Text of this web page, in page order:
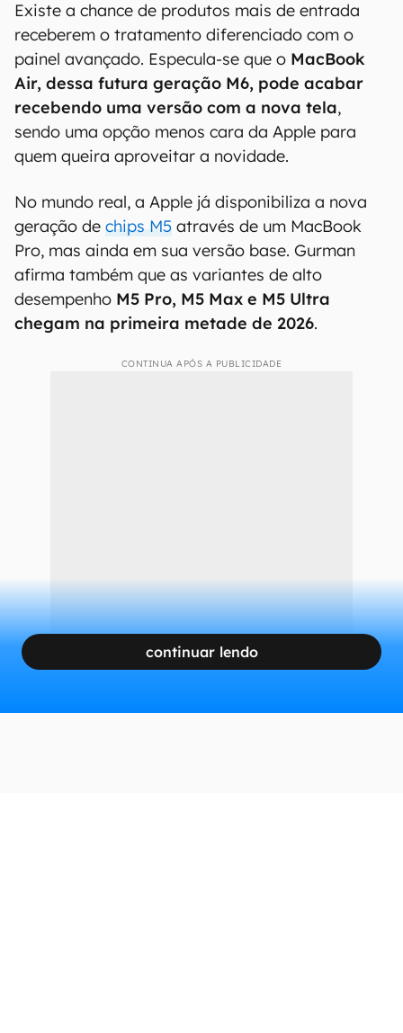
Existe a chance de produtos mais de entrada
receberem o tratamento diferenciado com o
painel avançado. Especula-se que o MacBook
Air, dessa futura geração M6, pode acabar
recebendo uma versão com a nova tela,
sendo uma opção menos cara da Apple para
quem queira aproveitar a novidade.
No mundo real, a Apple já disponibiliza a nova
geração de chips M5 através de um MacBook
Pro, mas ainda em sua versão base. Gurman
afirma também que as variantes de alto
desempenho M5 Pro, M5 Max e M5 Ultra
chegam na primeira metade de 2026.
CONTINUA APÓS A PUBLICIDADE
continuar lendo